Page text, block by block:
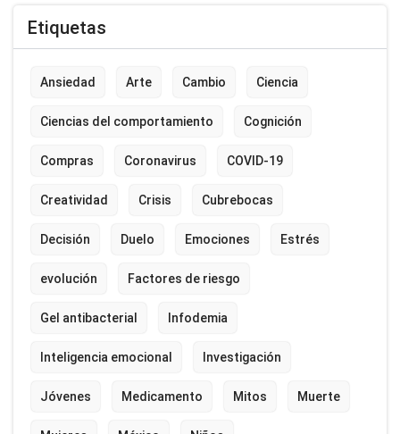
Etiquetas
Ansiedad Arte Cambio Ciencia
Ciencias del comportamiento Cognición
Compras Coronavirus COVID-19
Creatividad Crisis Cubrebocas
Decisión Duelo Emociones Estrés
evolución Factores de riesgo
Gel antibacterial Infodemia
Inteligencia emocional Investigación
Jóvenes Medicamento Mitos Muerte